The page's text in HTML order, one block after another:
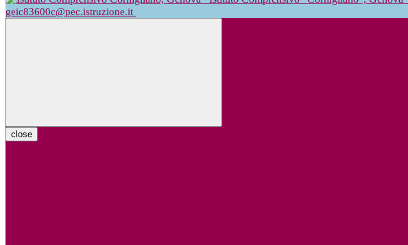
geic83600c@pec.istruzione.it
close